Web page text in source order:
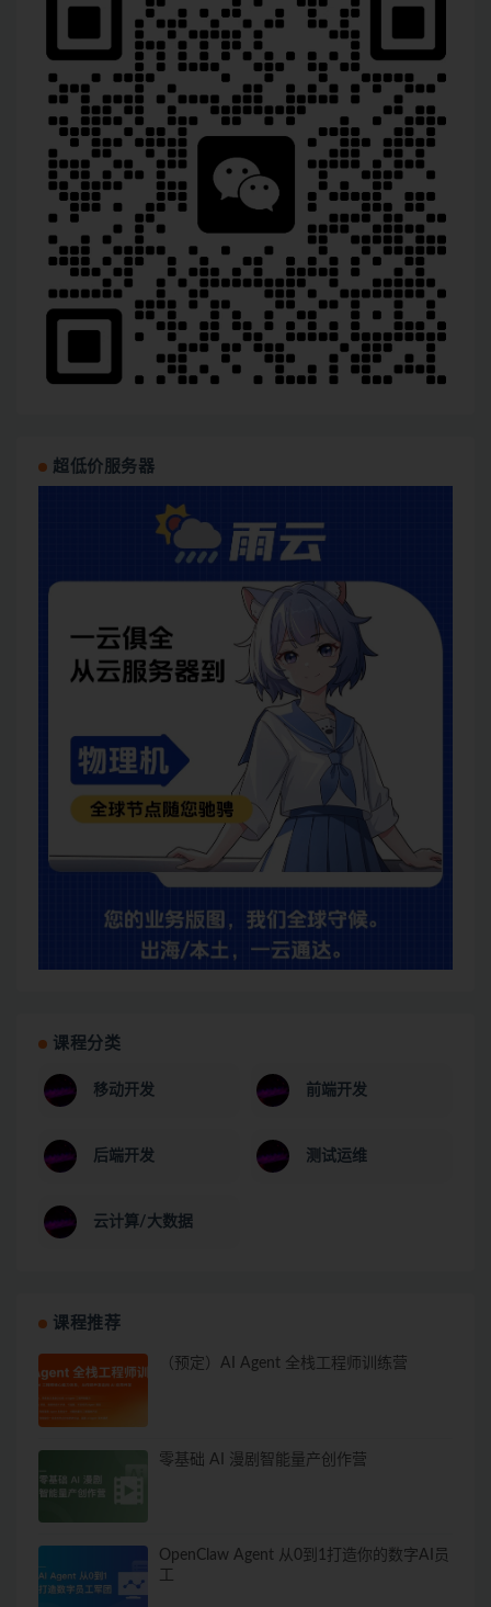
超低价服务器
课程分类
移动开发 前端开发
后端开发 测试运维
云计算/大数据
课程推荐
（预定）AI Agent 全栈工程师训练营
零基础 AI 漫剧智能量产创作营
OpenClaw Agent 从0到1打造你的数字AI员